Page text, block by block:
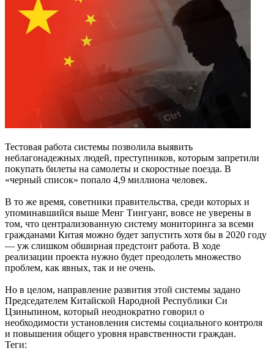
Тестовая работа системы позволила выявить
неблагонадежных людей, преступников, которым запретили
покупать билеты на самолеты и скоростные поезда. В
«черный список» попало 4,9 миллиона человек.
В то же время, советники правительства, среди которых и
упоминавшийся выше Менг Тингуанг, вовсе не уверены в
том, что централизованную систему мониторинга за всеми
гражданами Китая можно будет запустить хотя бы в 2020 году
— уж слишком обширная предстоит работа. В ходе
реализации проекта нужно будет преодолеть множество
проблем, как явных, так и не очень.
Но в целом, направление развития этой системы задано
Председателем Китайской Народной Республики Си
Цзиньпином, который неоднократно говорил о
необходимости установления системы социального контроля
и повышения общего уровня нравственности граждан.
Теги: